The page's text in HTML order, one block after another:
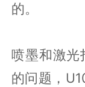
的。
喷墨和激光
的问题，